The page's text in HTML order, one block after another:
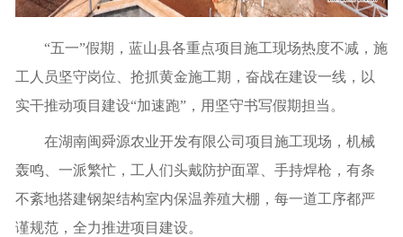
“五一”假期，蓝山县各重点项目施工现场热度不减，施
工人员坚守岗位、抢抓黄金施工期，奋战在建设一线，以
实干推动项目建设“加速跑”，用坚守书写假期担当。
在湖南闽舜源农业开发有限公司项目施工现场，机械
轰鸣、一派繁忙，工人们头戴防护面罩、手持焊枪，有条
不紊地搭建钢架结构室内保温养殖大棚，每一道工序都严
谨规范，全力推进项目建设。